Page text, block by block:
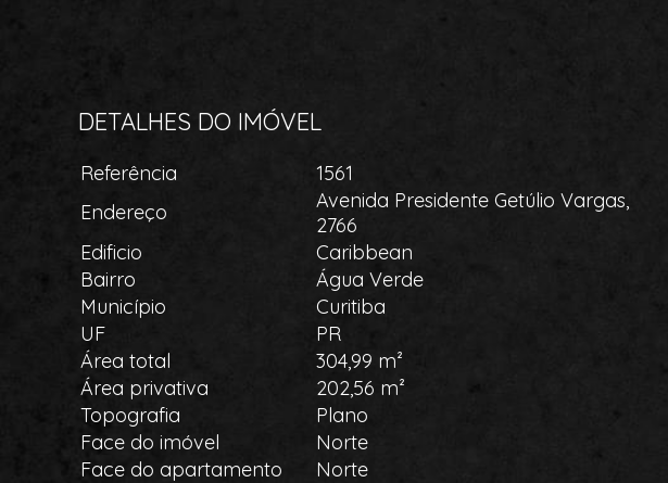
DETALHES DO IMÓVEL
Referência
1561
Endereço
Avenida Presidente Getúlio Vargas,
2766
Edificio
Caribbean
Bairro
Água Verde
Município
Curitiba
UF
PR
Área total
304,99 m²
Área privativa
202,56 m²
Topografia
Plano
Face do imóvel
Norte
Face do apartamento
Norte